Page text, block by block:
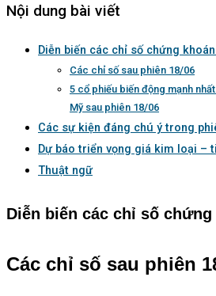
Nội dung bài viết
Diễn biến các chỉ số chứng
Các chỉ số sau phiên 18/06
5 cổ phiếu biến động mạnh
Mỹ sau phiên 18/06
Các sự kiện đáng chú ý trong
Dự báo triển vọng giá kim loại –
Thuật ngữ
Diễn biến các chỉ số
Các chỉ số sau phiên